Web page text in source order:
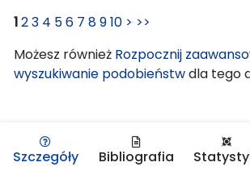
123 4 56 7 8910 > >>
Możesz również Rozpocznij
wyszukiwanie podobieństwdla tego
Szczegóły Bibliografia